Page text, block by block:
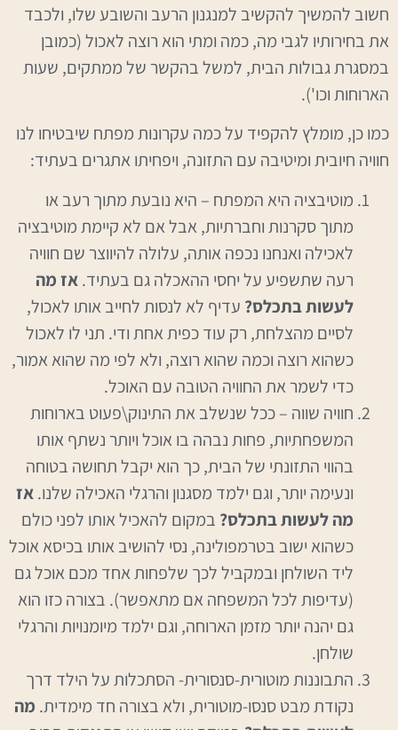
חשוב להמשיך להקשיב למנגנון הרעב והשובע שלו, ולכבד
את בחירותיו לגבי מה, כמה ומתי הוא רוצה לאכול (כמובן
במסגרת גבולות הבית, למשל בהקשר של ממתקים, שעות
הארוחות וכו').
כמו כן, מומלץ להקפיד על כמה עקרונות מפתח שיבטיחו לנו
חוויה חיובית ומיטיבה עם התזונה, ויפחיתו אתגרים בעתיד:
מוטיבציה היא המפתח – היא נובעת מתוך רעב או
מתוך סקרנות וחברתיות, אבל אם לא קיימת מוטיבציה
לאכילה ואנחנו נכפה אותה, עלולה להיווצר שם חוויה
רעה שתשפיע על יחסי ההאכלה גם בעתיד.אז מה
לעשות בתכלס? עדיף לא לנסות לחייב אותו לאכול,
לסיים מהצלחת, רק עוד כפית אחת ודי. תני לו לאכול
כשהוא רוצה וכמה שהוא רוצה, ולא לפי מה שהוא אמור,
כדי לשמר את החוויה הטובה עם האוכל.
חוויה שווה – ככל שנשלב את התינוק\פעוט בארוחות
המשפחתיות, פחות נבהה בו אוכל ויותר נשתף אותו
בהווי התזונתי של הבית, כך הוא יקבל תחושה בטוחה
ונעימה יותר, וגם ילמד מסגנון והרגלי האכילה שלנו.אז
מה לעשות בתכלס? במקום להאכיל אותו לפני כולם
כשהוא ישוב בטרמפולינה, נסי להושיב אותו בכיסא אוכל
ליד השולחן ובמקביל לכך שלפחות אחד מכם אוכל גם
(עדיפות לכל המשפחה אם מתאפשר). בצורה כזו הוא
גם יהנה יותר מזמן הארוחה, וגם ילמד מיומנויות והרגלי
שולחן.
התבוננות מוטורית-סנסורית- הסתכלות על הילד דרך
נקודת מבט סנסו-מוטורית, ולא בצורה חד מימדית. מה